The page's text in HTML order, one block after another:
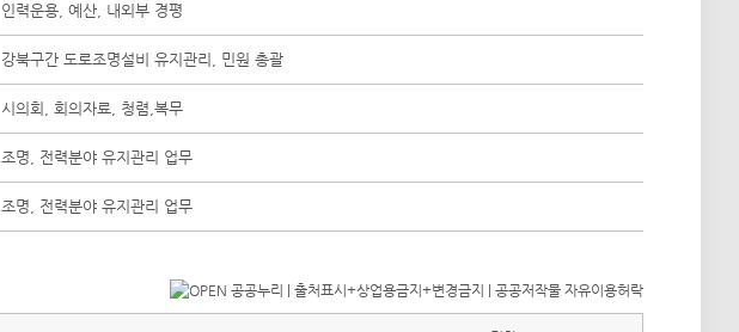
인력운용, 예산, 내외부 경평
강북구간 도로조명설비 유지관리, 민원 총괄
시의회, 회의자료, 청렴,복무
조명, 전력분야 유지관리 업무
조명, 전력분야 유지관리 업무